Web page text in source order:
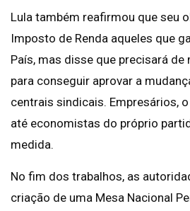
Lula também reafirmou que seu
Imposto de Renda aqueles que
País, mas disse que precisará
para conseguir aprovar a
centrais sindicais. Empresários,
até economistas do próprio
medida.
No fim dos trabalhos, as
criação de uma Mesa Nacional